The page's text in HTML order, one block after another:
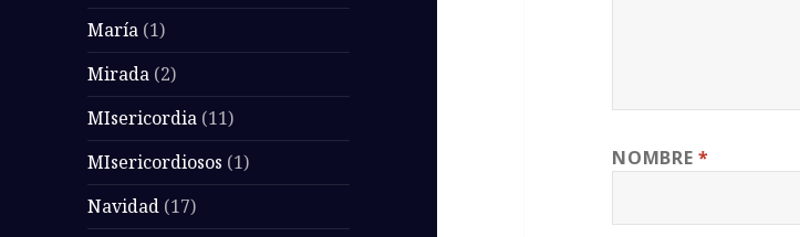
María (1)
Mirada (2)
MIsericordia (11)
MIsericordiosos (1)
Navidad (17)
NOMBRE *